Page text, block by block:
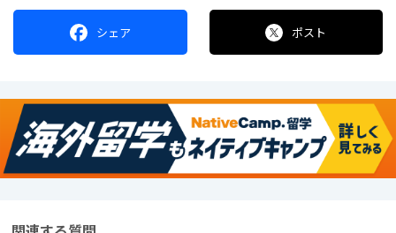
シェア ポスト